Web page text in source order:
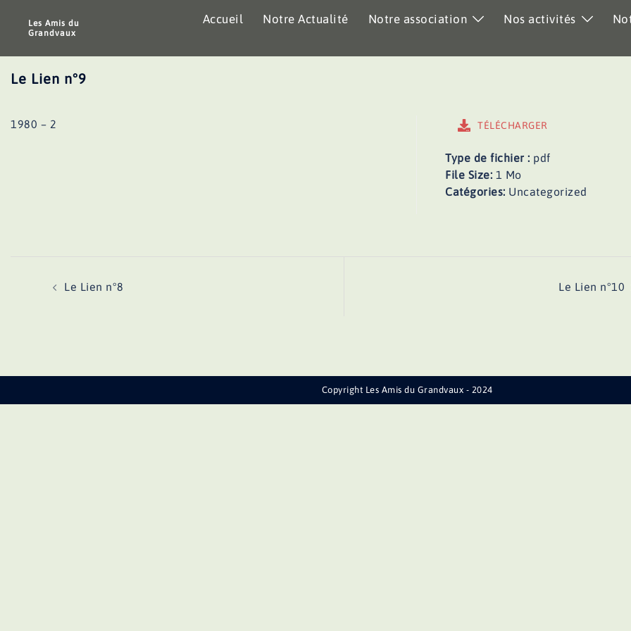
Les Amis du
Grandvaux
Accueil Notre Actualité Notre association Nos activités
Le Lien n°9
1980 – 2 TÉLÉCHARGER
Type de fichier : pdf
File Size: 1 Mo
Catégories: Uncategorized
Le Lien n°8 Le Lien n°10
Copyright Les Amis du Grandvaux - 2024